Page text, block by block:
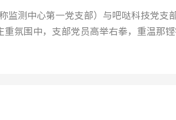
监测中心第一党支部）与吧哒科技党支
氛围中，支部党员高举右拳，重温那